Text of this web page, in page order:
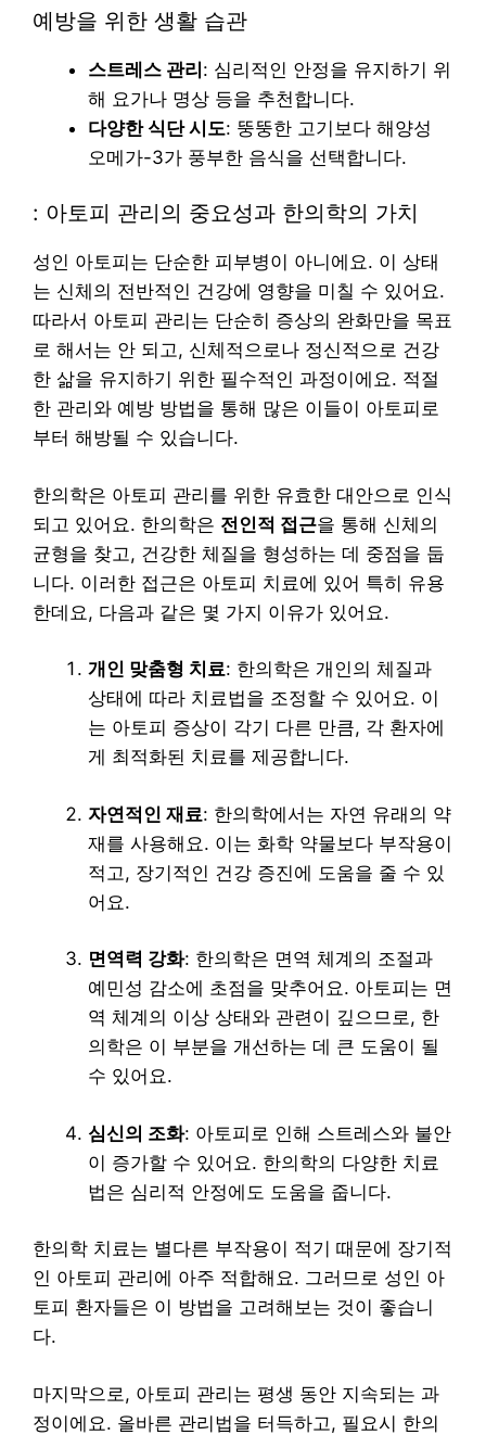
예방을 위한 생활 습관
스트레스 관리: 심리적인 안정을 유지하기 위
해 요가나 명상 등을 추천합니다.
다양한 식단 시도: 뚱뚱한 고기보다 해양성
오메가-3가 풍부한 음식을 선택합니다.
: 아토피 관리의 중요성과 한의학의 가치
성인 아토피는 단순한 피부병이 아니에요. 이 상태
는 신체의 전반적인 건강에 영향을 미칠 수 있어요.
따라서 아토피 관리는 단순히 증상의 완화만을 목표
로 해서는 안 되고, 신체적으로나 정신적으로 건강
한 삶을 유지하기 위한 필수적인 과정이에요. 적절
한 관리와 예방 방법을 통해 많은 이들이 아토피로
부터 해방될 수 있습니다.
한의학은 아토피 관리를 위한 유효한 대안으로 인식
되고 있어요. 한의학은 전인적 접근을 통해 신체의
균형을 찾고, 건강한 체질을 형성하는 데 중점을 둡
니다. 이러한 접근은 아토피 치료에 있어 특히 유용
한데요, 다음과 같은 몇 가지 이유가 있어요.
개인 맞춤형 치료: 한의학은 개인의 체질과
상태에 따라 치료법을 조정할 수 있어요. 이
는 아토피 증상이 각기 다른 만큼, 각 환자에
게 최적화된 치료를 제공합니다.
자연적인 재료: 한의학에서는 자연 유래의 약
재를 사용해요. 이는 화학 약물보다 부작용이
적고, 장기적인 건강 증진에 도움을 줄 수 있
어요.
면역력 강화: 한의학은 면역 체계의 조절과
예민성 감소에 초점을 맞추어요. 아토피는 면
역 체계의 이상 상태와 관련이 깊으므로, 한
의학은 이 부분을 개선하는 데 큰 도움이 될
수 있어요.
심신의 조화: 아토피로 인해 스트레스와 불안
이 증가할 수 있어요. 한의학의 다양한 치료
법은 심리적 안정에도 도움을 줍니다.
한의학 치료는 별다른 부작용이 적기 때문에 장기적
인 아토피 관리에 아주 적합해요. 그러므로 성인 아
토피 환자들은 이 방법을 고려해보는 것이 좋습니
다.
마지막으로, 아토피 관리는 평생 동안 지속되는 과
정이에요. 올바른 관리법을 터득하고, 필요시 한의